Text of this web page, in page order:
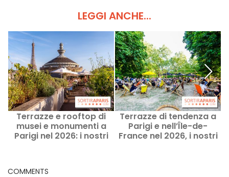
LEGGI ANCHE...
Terrazze e rooftop di
musei e monumenti a
Parigi nel 2026: i nostri
Terrazze di tendenza a
Parigi e nell’Île-de-
France nel 2026, i nostri
COMMENTS